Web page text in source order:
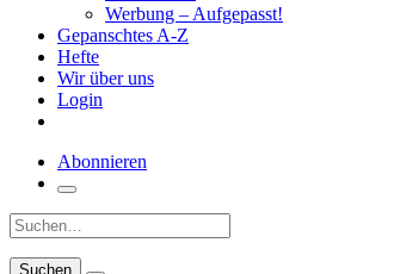
Werbung – Aufgepasst!
Gepanschtes A-Z
Hefte
Wir über uns
Login
Abonnieren
Suche: